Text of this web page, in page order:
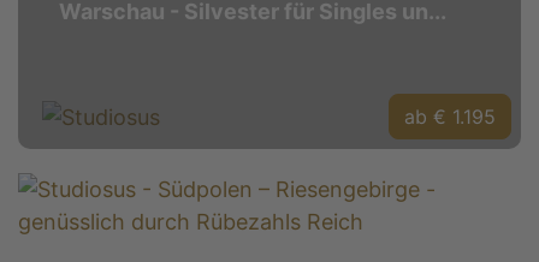
Warschau - Silvester für Singles un...
ab € 1.195